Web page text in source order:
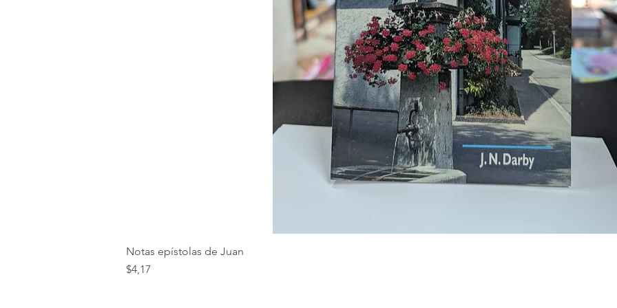
Notas epístolas de Juan
Precio
$4,17